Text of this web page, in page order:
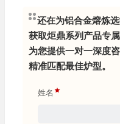
还在为铝合金熔炼
获取炬鼎系列产品专
为您提供一对一深度
精准匹配最佳炉型。
姓名